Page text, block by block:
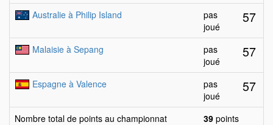
Australie à Philip Island
pas
joué
57
Malaisie à Sepang
pas
joué
57
Espagne à Valence
pas
joué
57
Nombre total de points au championnat 39 points